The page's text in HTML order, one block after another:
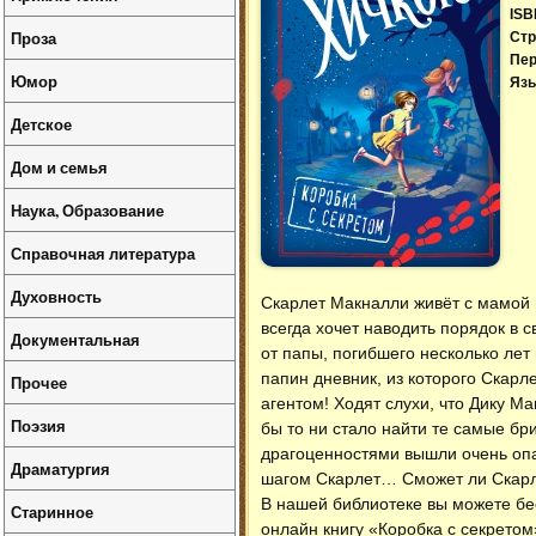
Скарлет Макналли живёт с
всегда хочет наводить порядок в
от папы, погибшего несколько
папин дневник, из которого
агентом! Ходят слухи, что Дику
бы то ни стало найти те самые
драгоценностями вышли очень
шагом Скарлет… Сможет ли
В нашей библиотеке вы можете
онлайн книгу «Коробка с
Проза
Юмор
Детское
Дом и семья
Наука, Образование
Справочная литература
Духовность
Документальная
Прочее
Поэзия
Драматургия
Старинное